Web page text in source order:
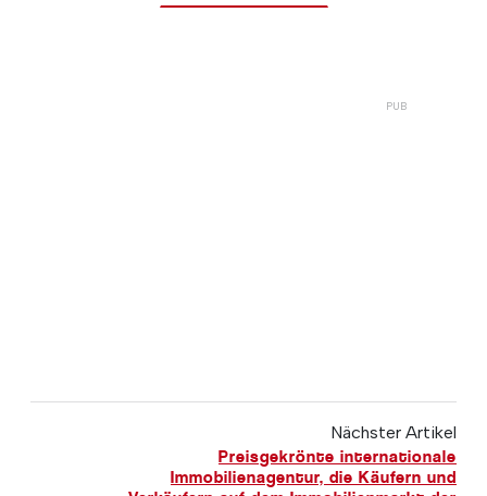
Nächster Artikel
Preisgekrönte internationale
Immobilienagentur, die Käufern und